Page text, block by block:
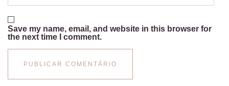
Save my name, email, and website in this browser for
the next time I comment.